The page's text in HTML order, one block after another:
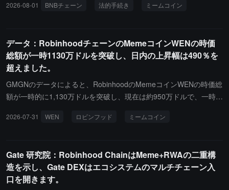
このトークンはビデオチュートリアルの一部として利用されまし
それを利用して新しい秘密鍵を生成しました。BNB Chainは現在、
同じアドレスが新しいMemeトークン（BNB Chain上のMemeコイ
ンASTEROID）に関連する活動に独立して使用されていることを認
識しています。BNB Chainはそのトークンの発行を作成、承認、推
進、または参加しておらず、そのトークンやウォレットアドレスに
inとは無関係であり、BNB Chainの承認も得ていません。BNB Chai
2026-08-01 BNBチェーン 法的手続き ミームコイン
データ：RobinhoodチェーンのMemeコインWENの時価
総額が一時1130万ドルを突破し、日内の上昇幅は490％を
超えました。
GMGNのデータによると、RobinhoodのMemeコインWENの時価総
額が一時的に1,130万ドルを突破し、現在は約950万ドルで、一時的
昇はRobinhoodの創業者Vlad Tenevの関心が影響している可能性が
2026-07-31 WEN ロビンフッド ミームコイン
Gate 研究院：Robinhood ChainはMeme+RWAの二重構
造を示し、Gate DEXはエコシステムのマルチチェーン入
口を開きます。